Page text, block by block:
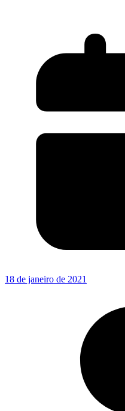
18 de janeiro de 2021